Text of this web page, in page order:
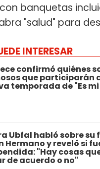
banquetas
"salud" para
INTERESAR
confirmó quiénes
que participarán
temporada de "Es
Ubfal habló sobre su
Hermano y reveló si
"Hay cosas
de acuerdo o no"